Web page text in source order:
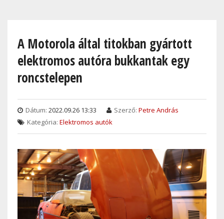
contentA Motorola által titokban gyártott
elektromos autóra bukkantak egy
roncstelepen
Dátum: 2022.09.26 13:33 Szerző: Petre András
Kategória: Elektromos autók